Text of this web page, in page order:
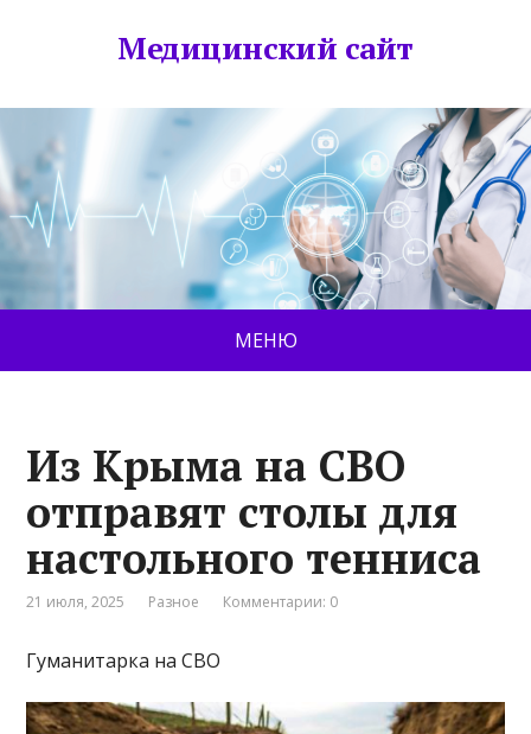
Медицинский сайт
МЕНЮ
Из Крыма на СВО
отправят столы для
настольного тенниса
21 июля, 2025 Разное Комментарии: 0
Гуманитарка на СВО